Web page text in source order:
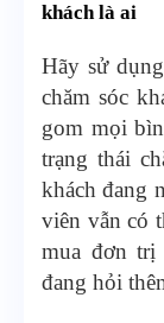
khách là ai
Hãy sử
chăm sóc
gom mọi
trạng thái
khách đang
viên vẫn có
mua đơn trị
đang hỏi